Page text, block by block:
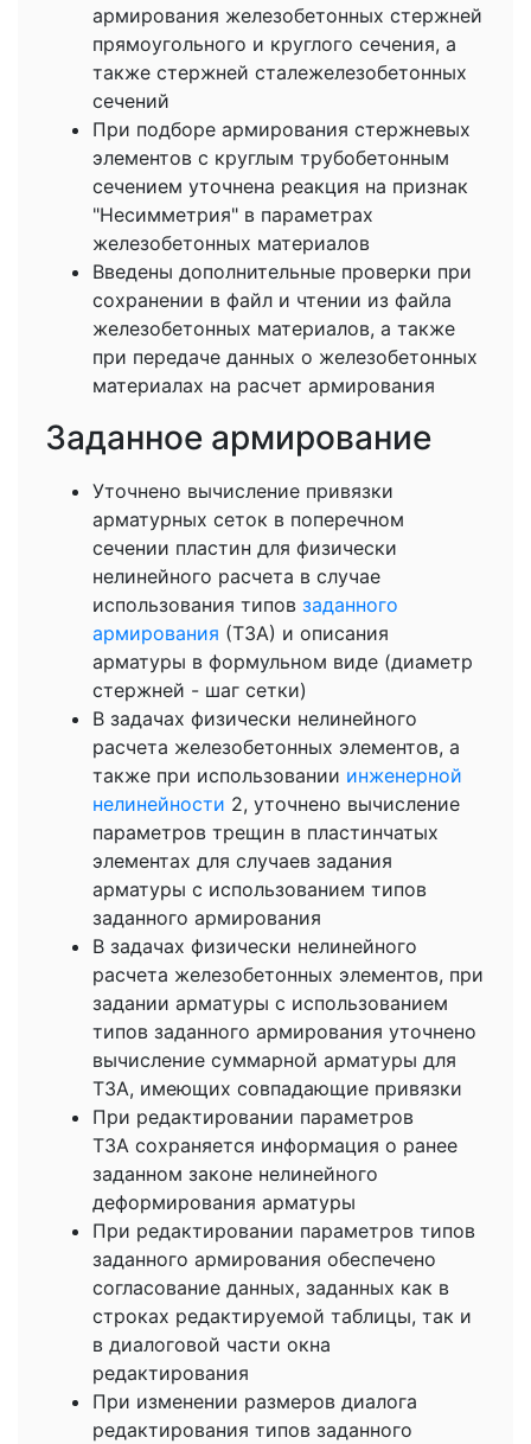
армирования железобетонных стержней
прямоугольного и круглого сечения, а
также стержней сталежелезобетонных
сечений
При подборе армирования стержневых
элементов с круглым трубобетонным
сечением уточнена реакция на признак
"Несимметрия" в параметрах
железобетонных материалов
Введены дополнительные проверки при
сохранении в файл и чтении из файла
железобетонных материалов, а также
при передаче данных о железобетонных
материалах на расчет армирования
Заданное армирование
Уточнено вычисление привязки
арматурных сеток в поперечном
сечении пластин для физически
нелинейного расчета в случае
использования типов заданного
армирования (ТЗА) и описания
арматуры в формульном виде (диаметр
стержней - шаг сетки)
В задачах физически нелинейного
расчета железобетонных элементов, а
также при использовании инженерной
нелинейности 2, уточнено вычисление
параметров трещин в пластинчатых
элементах для случаев задания
арматуры с использованием типов
заданного армирования
В задачах физически нелинейного
расчета железобетонных элементов, при
задании арматуры с использованием
типов заданного армирования уточнено
вычисление суммарной арматуры для
ТЗА, имеющих совпадающие привязки
При редактировании параметров
ТЗА сохраняется информация о ранее
заданном законе нелинейного
деформирования арматуры
При редактировании параметров типов
заданного армирования обеспечено
согласование данных, заданных как в
строках редактируемой таблицы, так и
в диалоговой части окна
редактирования
При изменении размеров диалога
редактирования типов заданного